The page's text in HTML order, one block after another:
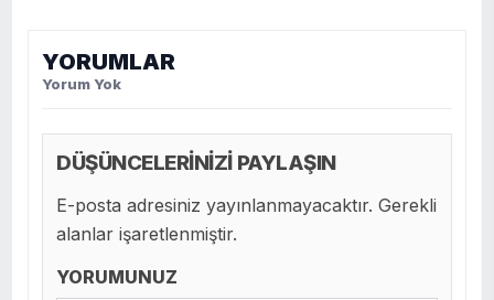
YORUMLAR
Yorum Yok
DÜŞÜNCELERİNİZİ PAYLAŞIN
E-posta adresiniz yayınlanmayacaktır. Gerekli
alanlar işaretlenmiştir.
YORUMUNUZ